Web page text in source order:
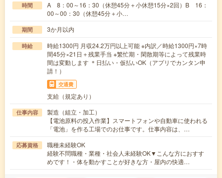
時間
A 8：00～16：30（休憩45分＋小休憩15分×2回）B 16：
00～00：30（休憩45分＋小…
期間 3か月以内
時給
時給1300円 月収24.2万円以上可能 ※内訳／時給1300円×7時
間45分×21日＋残業手当 ※繁忙期・閑散期等によって残業時
間は変動します ＊日払い・仮払いOK（アプリでカンタン申
請！）
交通費
支給（規定あり）
仕事内容
製造（組立・加工）
【電池原料の投入作業】スマートフォンや自動車に使われる
「電池」を作る工場でのお仕事です。仕事内容は、…
応募資格
職種未経験OK
経験不問職種・業種・社会人未経験OK▼こんな方におすす
めです！・体を動かすことが好きな方・屋内の快適…